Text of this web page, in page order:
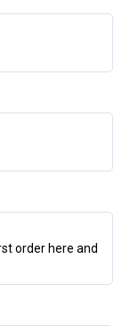
order here and